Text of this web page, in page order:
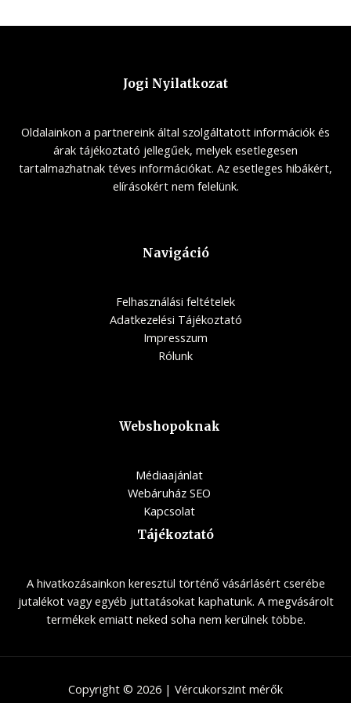
Jogi Nyilatkozat
Oldalainkon a partnereink által szolgáltatott információk és
árak tájékoztató jellegűek, melyek esetlegesen
tartalmazhatnak téves információkat. Az esetleges hibákért,
elírásokért nem felelünk.
Navigáció
Felhasználási feltételek
Adatkezelési Tájékoztató
Impresszum
Rólunk
Webshopoknak
Médiaajánlat
Webáruház SEO
Kapcsolat
Tájékoztató
A hivatkozásainkon keresztül történő vásárlásért cserébe
jutalékot vagy egyéb juttatásokat kaphatunk. A megvásárolt
termékek emiatt neked soha nem kerülnek többe.
Copyright © 2026 | Vércukorszint mérők